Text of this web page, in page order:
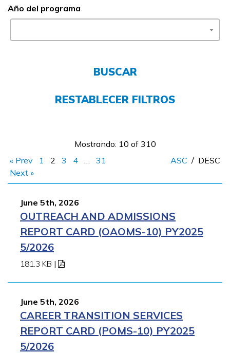
CONECTARSE
COMIENZA YA
Año del programa
BUSCAR
RESTABLECER FILTROS
Mostrando: 10 of 310
« Prev
1 2 3 4 …
31
Next »
ASC / DESC
June 5th, 2026
OUTREACH AND ADMISSIONS
REPORT CARD (OAOMS-10) PY2025
5/2026
181.3 KB |
June 5th, 2026
CAREER TRANSITION SERVICES
REPORT CARD (POMS-10) PY2025
5/2026